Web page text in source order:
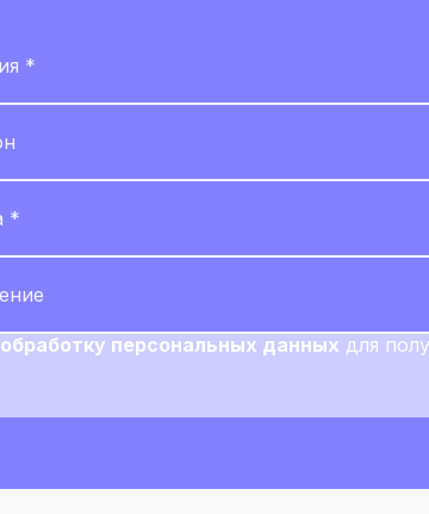
обработку персональных данных для